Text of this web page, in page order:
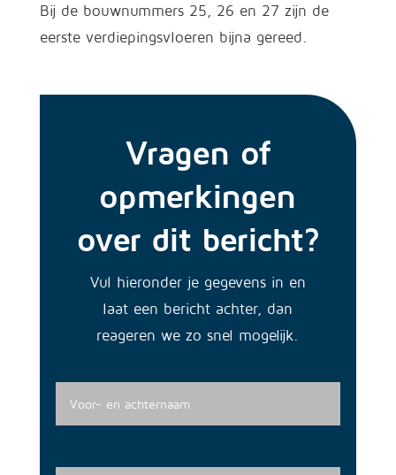
Bij de bouwnummers 25, 26 en 27 zijn de
eerste verdiepingsvloeren bijna gereed.
Vragen of
opmerkingen
over dit bericht?
Vul hieronder je gegevens in en
laat een bericht achter, dan
reageren we zo snel mogelijk.